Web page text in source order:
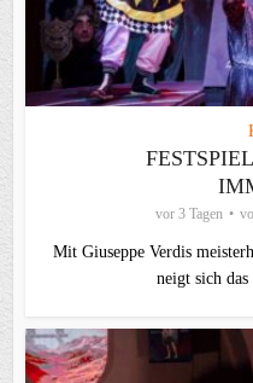
vor 3 Tagen
Mit Giuseppe Verdis
neigt sich